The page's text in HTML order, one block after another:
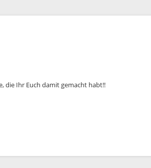
die Ihr Euch damit gemacht habt!!